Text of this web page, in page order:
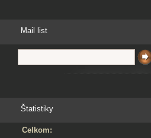
Mail list
Štatistiky
Celkom: